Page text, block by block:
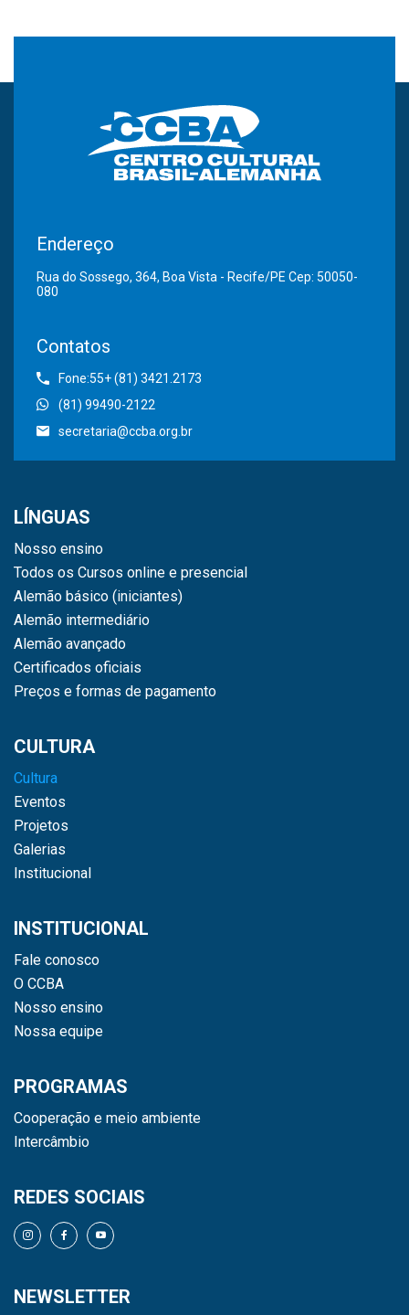
Endereço
Rua do Sossego, 364, Boa Vista - Recife/PE Cep: 50050-
080
Contatos
Fone:55+ (81) 3421.2173
(81) 99490-2122
secretaria@ccba.org.br
LÍNGUAS
Nosso ensino
Todos os Cursos online e presencial
Alemão básico (iniciantes)
Alemão intermediário
Alemão avançado
Certificados oficiais
Preços e formas de pagamento
CULTURA
Cultura
Eventos
Projetos
Galerias
Institucional
INSTITUCIONAL
Fale conosco
O CCBA
Nosso ensino
Nossa equipe
PROGRAMAS
Cooperação e meio ambiente
Intercâmbio
REDES SOCIAIS
NEWSLETTER